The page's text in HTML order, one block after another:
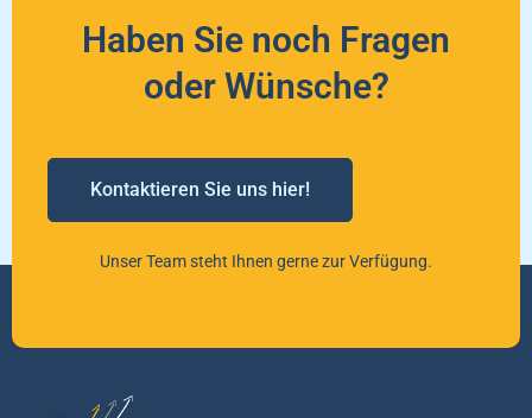
Haben Sie noch Fragen
oder Wünsche?
Kontaktieren Sie uns hier!
Unser Team steht Ihnen gerne zur Verfügung.